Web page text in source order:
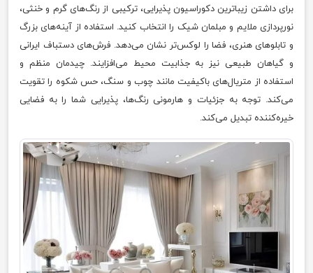
برای داشتن زیباترین دکوراسیون پذیرایی، ترکیبی از رنگ‌های گرم و خنثی،
نورپردازی ملایم و مبلمان شیک را انتخاب کنید. استفاده از آینه‌های بزرگ
و تابلوهای هنری، فضا را لوکس‌تر نشان می‌دهد. فرش‌های دستباف ایرانی
و گیاهان طبیعی نیز به جذابیت محیط می‌افزایند. چیدمان منظم و
استفاده از متریال‌های باکیفیت مانند چوب و سنگ، حس شکوه را تقویت
می‌کند. توجه به جزئیات و هارمونی رنگ‌ها، پذیرایی شما را به فضایی
خیره‌کننده تبدیل می‌کند.